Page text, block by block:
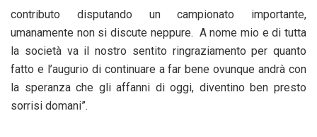
contributo disputando un campionato importante,
umanamente non si discute neppure. A nome mio e di tutta
la società va il nostro sentito ringraziamento per quanto
fatto e l’augurio di continuare a far bene ovunque andrà con
la speranza che gli affanni di oggi, diventino ben presto
sorrisi domani”.